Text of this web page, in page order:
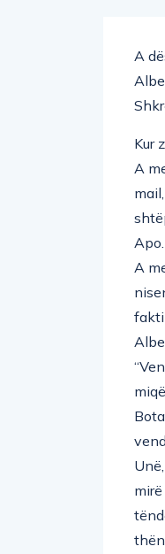
A
Kur
A
Apo…
A
fakti